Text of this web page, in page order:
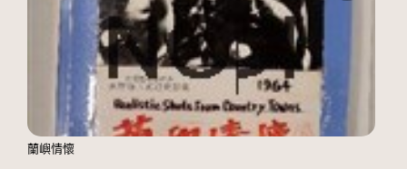
蘭嶼情懷